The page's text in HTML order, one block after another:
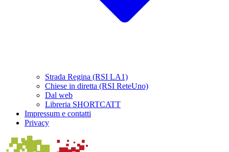
Strada Regina (RSI LA1)
Chiese in diretta (RSI ReteUno)
Dal web
Libreria SHORTCATT
Impressum e contatti
Privacy